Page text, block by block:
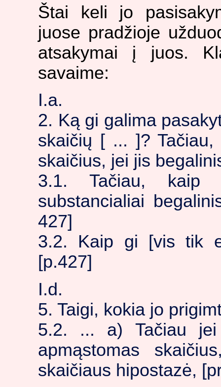
Štai keli jo
juose pradžioje
atsakymai į juos.
savaime:
I.a.
2. Ką gi galima
skaičių [ ... ]? Tačiau,
skaičius, jei jis
3.1. Tačiau, kaip
substancialiai
427]
3.2. Kaip gi [vis tik
[p.427]
I.d.
5. Taigi, kokia jo
5.2. ... a) Tačiau
apmąstomas
skaičiaus hipostazė,